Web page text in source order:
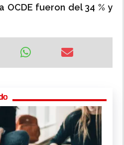
OCDE fueron del 34 % y